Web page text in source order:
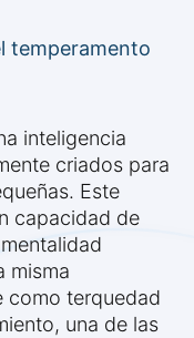
temperamento
inteligencia
criados para
Este
capacidad de
misma
como terquedad
una de las